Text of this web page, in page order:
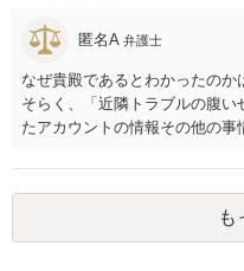
匿名A 弁護士
なぜ貴殿であるとわかったの
そらく、「近隣トラブルの腹
たアカウントの情報その他の
貴殿が投稿した事実を認めて
しまったのではないでしょう
第ですので何とも言えません
く、ここで詳細を明らかにす
も